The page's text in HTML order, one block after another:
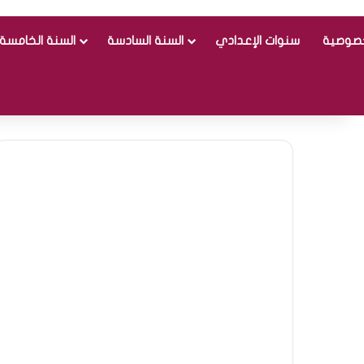
السنة الخامسة السنة السادسة سنوات الإعدادي